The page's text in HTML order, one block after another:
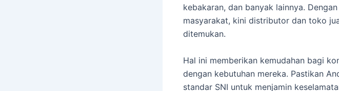
kebakaran, dan banyak lainnya.
masyarakat, kini distributor dan toko
ditemukan.
Hal ini memberikan kemudahan bagi
dengan kebutuhan mereka. Pastikan
standar SNI untuk menjamin